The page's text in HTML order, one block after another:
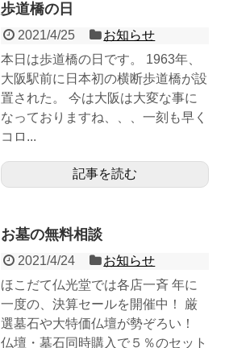
歩道橋の日
2021/4/25
お知らせ
本日は歩道橋の日です。 1963年、
大阪駅前に日本初の横断歩道橋が設
置された。 今は大阪は大変な事に
なっておりますね、、、一刻も早く
コロ...
記事を読む
お墓の無料相談
2021/4/24
お知らせ
ほこだて仏光堂では各店一斉 年に
一度の、決算セールを開催中！ 厳
選墓石や大特価仏壇が勢ぞろい！
仏壇・墓石同時購入で５％のセット